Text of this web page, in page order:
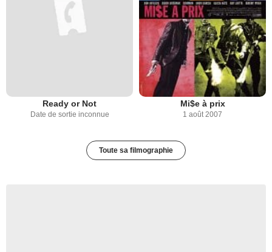
Ready or Not
Date de sortie inconnue
Mi$e à prix
1 août 2007
Toute sa filmographie